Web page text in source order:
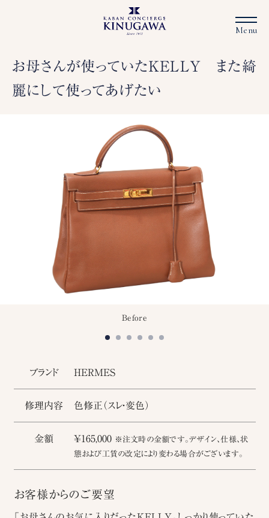
お母さんが使っていたKELLY また綺
麗にして使ってあげたい
Before
ブランド HERMES
修理内容 色修正（スレ・変色）
金額 ￥165,000 ※注文時の金額です。デザイン、仕様、状
態および工賃の改定により変わる場合がございます。
お客様からのご要望